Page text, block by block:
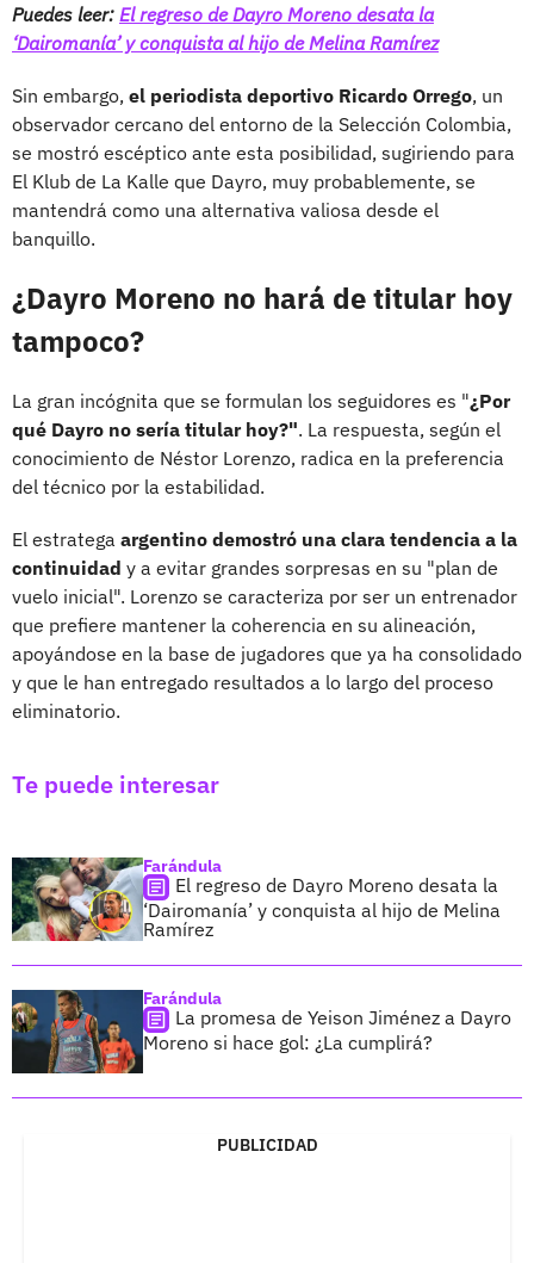
Puedes leer: El regreso de Dayro Moreno desata la
‘Dairomanía’ y conquista al hijo de Melina Ramírez
Sin embargo, el periodista deportivo Ricardo Orrego, un
observador cercano del entorno de la Selección Colombia,
se mostró escéptico ante esta posibilidad, sugiriendo para
El Klub de La Kalle que Dayro, muy probablemente, se
mantendrá como una alternativa valiosa desde el
banquillo.
¿Dayro Moreno no hará de titular hoy
tampoco?
La gran incógnita que se formulan los seguidores es "¿Por
qué Dayro no sería titular hoy?". La respuesta, según el
conocimiento de Néstor Lorenzo, radica en la preferencia
del técnico por la estabilidad.
El estratega argentino demostró una clara tendencia a la
continuidad y a evitar grandes sorpresas en su "plan de
vuelo inicial". Lorenzo se caracteriza por ser un entrenador
que prefiere mantener la coherencia en su alineación,
apoyándose en la base de jugadores que ya ha consolidado
y que le han entregado resultados a lo largo del proceso
eliminatorio.
Te puede interesar
Farándula
El regreso de Dayro Moreno desata la
‘Dairomanía’ y conquista al hijo de Melina
Ramírez
Farándula
La promesa de Yeison Jiménez a Dayro
Moreno si hace gol: ¿La cumplirá?
PUBLICIDAD